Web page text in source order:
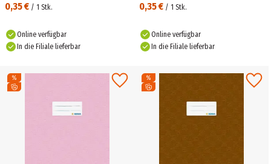
0,35 € / 1 Stk.
Online verfügbar
In die Filiale lieferbar
0,35 € / 1 Stk.
Online verfügbar
In die Filiale lieferbar